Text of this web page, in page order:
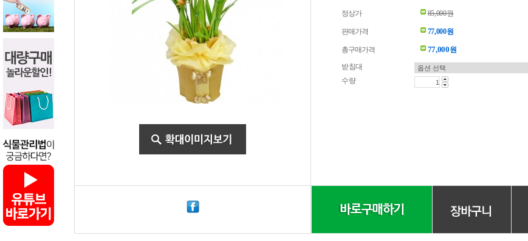
정상가 85,000원
판매가격 77,000원
총구매가격 77,000원
받침대
수량